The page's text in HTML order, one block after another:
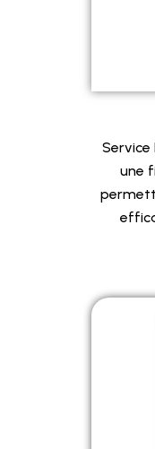
Service
une